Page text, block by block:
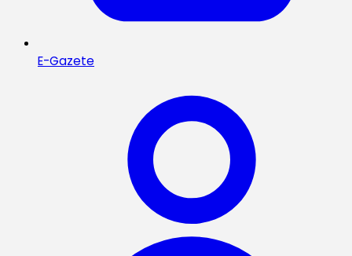
E-Gazete